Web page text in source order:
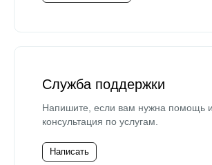
Служба поддержки
Напишите, если вам нужна помощь
консультация по услугам.
Написать